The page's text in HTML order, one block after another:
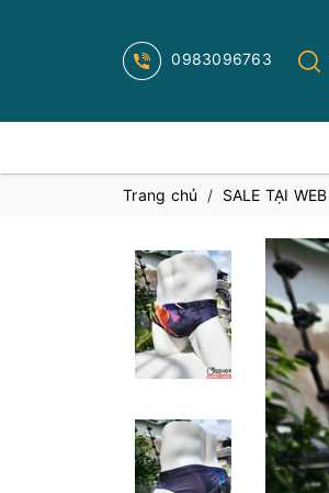
0983096763
Trang chủ / SALE TẠI WEB